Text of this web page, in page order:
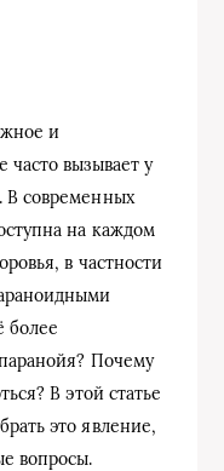
и
часто вызывает у
В современных
на каждом
в частности
более
Почему
В этой статье
это явление,
вопросы.